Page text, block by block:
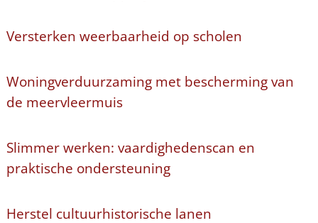
Versterken weerbaarheid op scholen
Woningverduurzaming met bescherming van
de meervleermuis
Slimmer werken: vaardighedenscan en
praktische ondersteuning
Herstel cultuurhistorische lanen